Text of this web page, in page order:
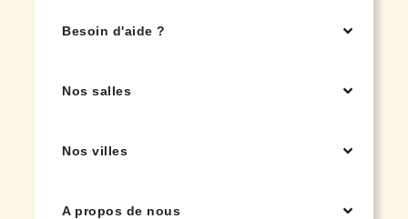
Besoin d'aide ?
Nos salles
Nos villes
A propos de nous